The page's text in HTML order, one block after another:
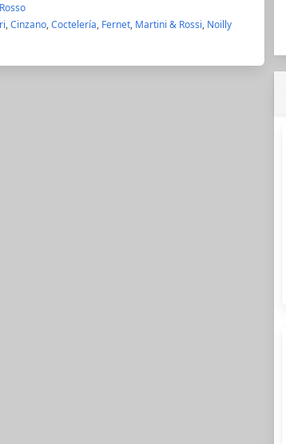
,Cinzano,Coctelería, Fernet, Martini & Rossi, Noilly